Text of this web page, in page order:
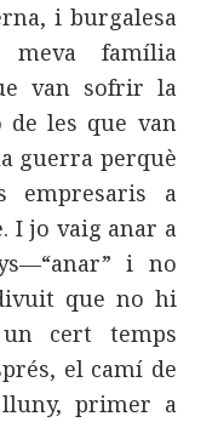
i burgalesa
família
van sofrir la
de les que van
guerra perquè
empresaris a
I jo vaig anar a
i no
que no hi
cert temps
el camí de
primer a